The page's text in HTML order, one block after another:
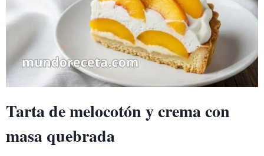
Tarta de melocotón y crema con
masa quebrada